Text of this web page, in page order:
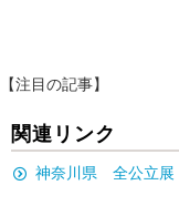
【注目の記事】
関連リンク
神奈川県 全公立展